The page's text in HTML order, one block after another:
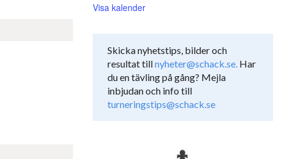
Visa kalender
Skicka nyhetstips, bilder och
resultat tillnyheter@schack.se. Har
du en tävling på gång? Mejla
inbjudan och info till
turneringstips@schack.se